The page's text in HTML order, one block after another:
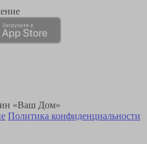
«Ваш Дом»
Политика конфиденциальности